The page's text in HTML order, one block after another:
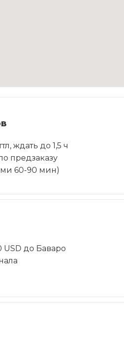
ждать до 1,5 ч
предзаказу
60-90 мин)
USD до Баваро